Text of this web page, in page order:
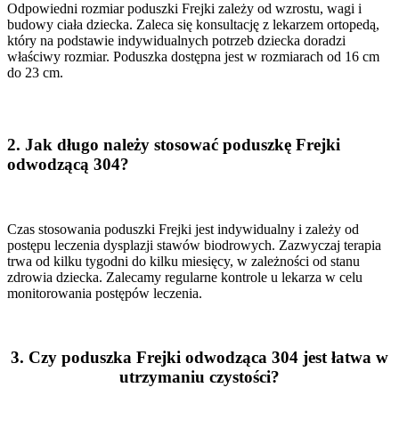
Odpowiedni rozmiar poduszki Frejki zależy od wzrostu, wagi i
budowy ciała dziecka. Zaleca się konsultację z lekarzem ortopedą,
który na podstawie indywidualnych potrzeb dziecka doradzi
właściwy rozmiar. Poduszka dostępna jest w rozmiarach od 16 cm
do 23 cm.
2. Jak długo należy stosować poduszkę Frejki
odwodzącą 304?
Czas stosowania poduszki Frejki jest indywidualny i zależy od
postępu leczenia dysplazji stawów biodrowych. Zazwyczaj terapia
trwa od kilku tygodni do kilku miesięcy, w zależności od stanu
zdrowia dziecka. Zalecamy regularne kontrole u lekarza w celu
monitorowania postępów leczenia.
3. Czy poduszka Frejki odwodząca 304 jest łatwa w
utrzymaniu czystości?